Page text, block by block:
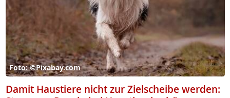
Foto: ©Pixabay.com
Damit Haustiere nicht zur Zielscheibe werden: